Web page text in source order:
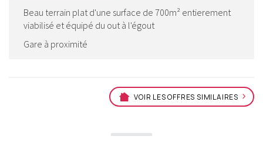
Beau terrain plat d'une surface de 700m² entierement
viabilisé et équipé du out à l'égout
Gare à proximité
VOIR LES OFFRES SIMILAIRES